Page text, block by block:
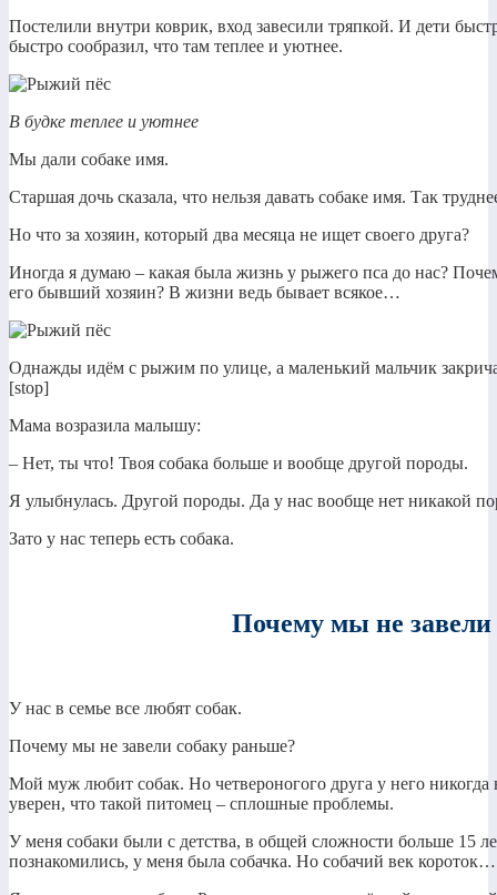
Постелили внутри коврик, вход завесили тряпкой. И дети
быстро сообразил, что там теплее и уютнее.
В будке теплее и уютнее
Мы дали собаке имя.
Старшая дочь сказала, что нельзя давать собаке имя. Так
Но что за хозяин, который два месяца не ищет своего друга?
Иногда я думаю – какая была жизнь у рыжего пса до нас?
его бывший хозяин? В жизни ведь бывает всякое…
Однажды идём с рыжим по улице, а маленький мальчик
[stop]
Мама возразила малышу:
– Нет, ты что! Твоя собака больше и вообще другой породы.
Я улыбнулась. Другой породы. Да у нас вообще нет никакой
Зато у нас теперь есть собака.
Почему мы не завели
У нас в семье все любят собак.
Почему мы не завели собаку раньше?
Мой муж любит собак. Но четвероногого друга у него
уверен, что такой питомец – сплошные проблемы.
У меня собаки были с детства, в общей сложности больше 15
познакомились, у меня была собачка. Но собачий век короток…